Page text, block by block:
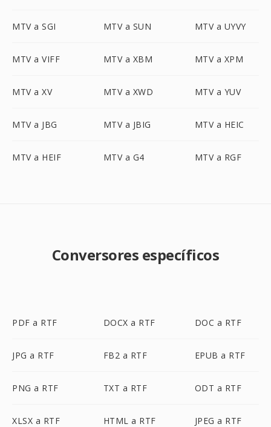
MTV a SGI MTV a SUN MTV a UYVY
MTV a VIFF MTV a XBM MTV a XPM
MTV a XV MTV a XWD MTV a YUV
MTV a JBG MTV a JBIG MTV a HEIC
MTV a HEIF MTV a G4 MTV a RGF
Conversores específicos
PDF a RTF DOCX a RTF DOC a RTF
JPG a RTF FB2 a RTF EPUB a RTF
PNG a RTF TXT a RTF ODT a RTF
XLSX a RTF HTML a RTF JPEG a RTF